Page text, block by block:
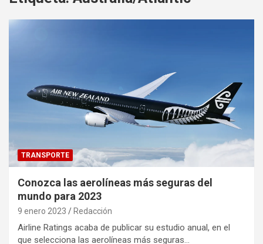
TRANSPORTE
Conozca las aerolíneas más seguras del
mundo para 2023
9 enero 2023 Redacción
Airline Ratings acaba de publicar su estudio anual, en el
que selecciona las aerolíneas más seguras…